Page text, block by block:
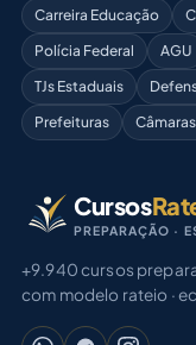
Carreira Educação
Polícia Federal
AGU
TJs Estaduais
Prefeituras
Cursos
PREPARAÇÃO ·
+9.940 cursos
com modelo rateio ·